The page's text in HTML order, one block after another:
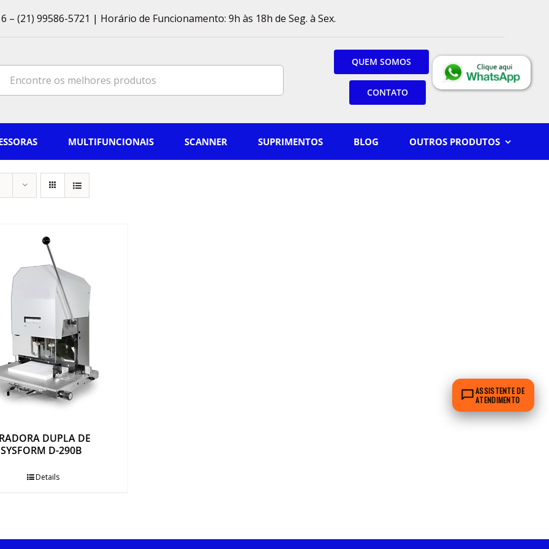
– (21) 99586-5721 | Horário de Funcionamento: 9h às 18h de Seg. à Sex.
QUEM SOMOS
CONTATO
MULTIFUNCIONAIS SCANNER SUPRIMENTOS BLOG OUTROS PRODUTOS
DUPLA DE
D-290B
Details
ASSISTENTE DE
ATENDIMENTO